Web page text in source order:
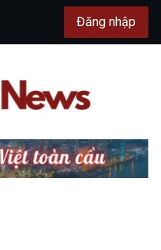
Đăng nhập